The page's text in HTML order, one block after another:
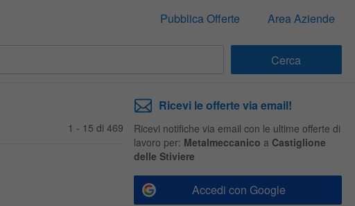
Pubblica Offerte Area Aziende
1 - 15 di 469
Ricevi le offerte via email!
Ricevi notifiche via email con le ultime offerte di
lavoro per: Metalmeccanico a Castiglione
delle Stiviere
Accedi con Google